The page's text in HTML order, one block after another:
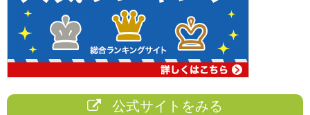
公式サイトをみる